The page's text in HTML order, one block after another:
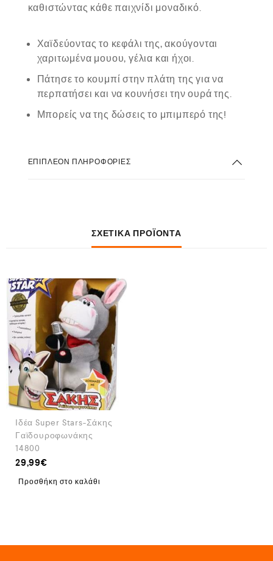
καθιστώντας κάθε παιχνίδι μοναδικό.
Χαϊδεύοντας το κεφάλι της, ακούγονται
χαριτωμένα μουου, γέλια και ήχοι.
Πάτησε το κουμπί στην πλάτη της για να
περπατήσει και να κουνήσει την ουρά της.
Μπορείς να της δώσεις το μπιμπερό της!
ΕΠΙΠΛΈΟΝ ΠΛΗΡΟΦΟΡΊΕΣ
ΣΧΕΤΙΚΆ ΠΡΟΪΌΝΤΑ
Ιδέα Super Stars-Σάκης
Γαϊδουροφωνάκης
14800
29,99€
Προσθήκη στο καλάθι